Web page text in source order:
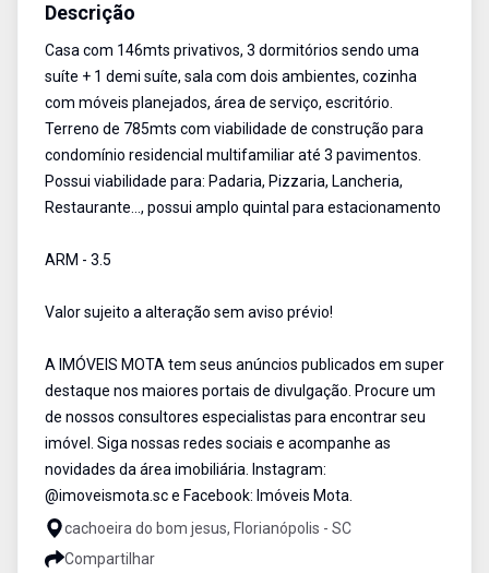
Descrição
Casa com 146mts privativos, 3 dormitórios sendo uma
suíte + 1 demi suíte, sala com dois ambientes, cozinha
com móveis planejados, área de serviço, escritório.
Terreno de 785mts com viabilidade de construção para
condomínio residencial multifamiliar até 3 pavimentos.
Possui viabilidade para: Padaria, Pizzaria, Lancheria,
Restaurante..., possui amplo quintal para estacionamento
ARM - 3.5
Valor sujeito a alteração sem aviso prévio!
A IMÓVEIS MOTA tem seus anúncios publicados em super
destaque nos maiores portais de divulgação. Procure um
de nossos consultores especialistas para encontrar seu
imóvel. Siga nossas redes sociais e acompanhe as
novidades da área imobiliária. Instagram:
@imoveismota.sc e Facebook: Imóveis Mota.
cachoeira do bom jesus, Florianópolis - SC
Compartilhar